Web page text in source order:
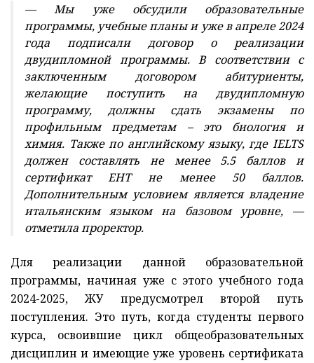
— Мы уже обсудили образовательные
программы, учебные планы и уже в апреле 2024
года подписали договор о реализации
двудипломной программы. В соответствии с
заключенным договором абитуриенты,
желающие поступить на двудипломную
программу, должны сдать экзамены по
профильным предметам – это биология и
химия. Также по английскому языку, где IELTS
должен составлять не менее 5.5 баллов и
сертификат ЕНТ не менее 50 баллов.
Дополнительным условием является владение
итальянским языком на базовом уровне, —
отметила проректор.
Для реализации данной образовательной
программы, начиная уже с этого учебного года
2024-2025, ЖУ предусмотрел второй путь
поступления. Это путь, когда студенты первого
курса, освоившие цикл общеобразовательных
дисциплин и имеющие уже уровень сертификата